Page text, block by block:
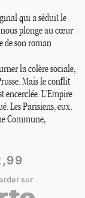
qui a séduit le
plonge au cœur
de son roman
la colère sociale,
Mais le conflit
encerclée. L’Empire
Les Parisiens, eux,
Commune,
sur